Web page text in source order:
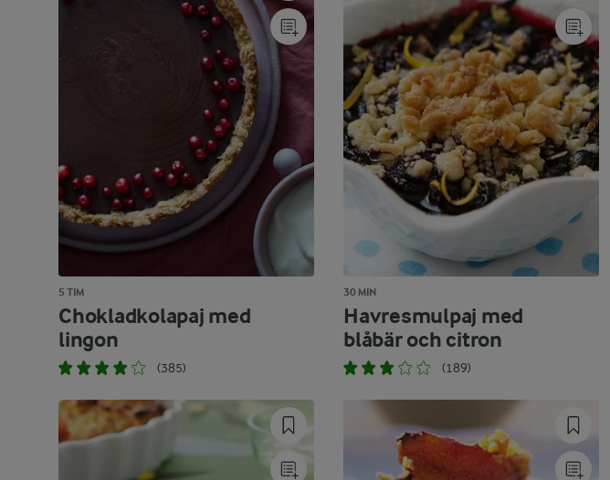
5 TIM
Chokladkolapaj med
lingon
(385)
30 MIN
Havresmulpaj med
blåbär och citron
(189)